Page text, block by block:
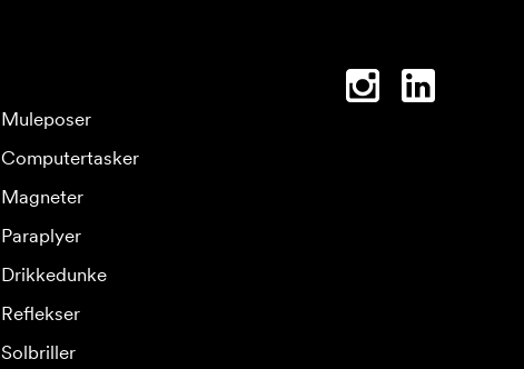
Muleposer
Computertasker
Magneter
Paraplyer
Drikkedunke
Reflekser
Solbriller